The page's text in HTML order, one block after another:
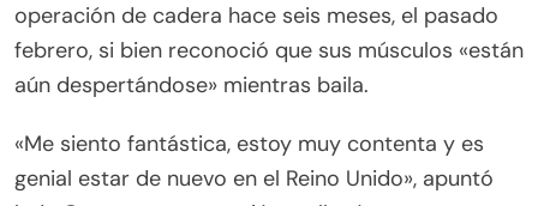
operación de cadera hace seis meses, el pasado
febrero, si bien reconoció que sus músculos «están
aún despertándose» mientras baila.
«Me siento fantástica, estoy muy contenta y es
genial estar de nuevo en el Reino Unido», apuntó